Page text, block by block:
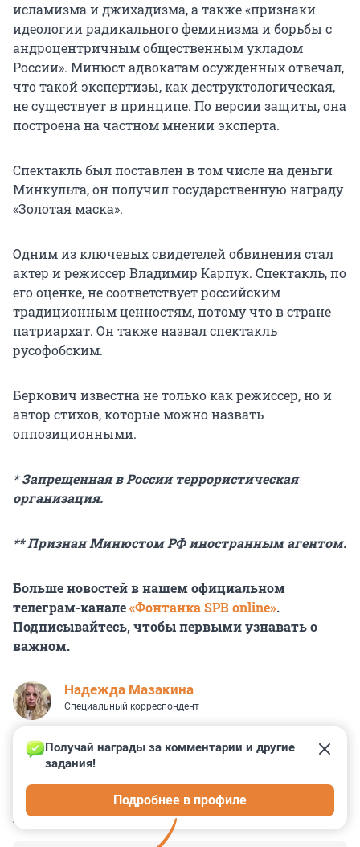
исламизма и джихадизма, а также «признаки
идеологии радикального феминизма и борьбы с
андроцентричным общественным укладом
России». Минюст адвокатам осужденных отвечал,
что такой экспертизы, как деструктологическая,
не существует в принципе. По версии защиты, она
построена на частном мнении эксперта.
Спектакль был поставлен в том числе на деньги
Минкульта, он получил государственную награду
«Золотая маска».
Одним из ключевых свидетелей обвинения стал
актер и режиссер Владимир Карпук. Спектакль, по
его оценке, не соответствует российским
традиционным ценностям, потому что в стране
патриархат. Он также назвал спектакль
русофобским.
Беркович известна не только как режиссер, но и
автор стихов, которые можно назвать
оппозиционными.
* Запрещенная в России террористическая
организация.
** Признан Минюстом РФ иностранным агентом.
Больше новостей в нашем официальном
телеграм-канале«Фонтанка SPB online».
Подписывайтесь, чтобы первыми узнавать о
важном.
Надежда Мазакина
Специальный корреспондент
КОММЕНТАРИИ 123
Получай награды за комментарии и другие
задания!
Подробнее в профиле